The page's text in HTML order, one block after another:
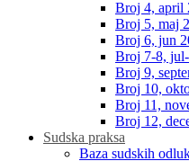
Broj 4, april
Broj 5, maj
Broj 6, jun
Broj 7-8,
Broj 9,
Broj 10,
Broj 11,
Broj 12,
Sudska praksa
Baza sudskih